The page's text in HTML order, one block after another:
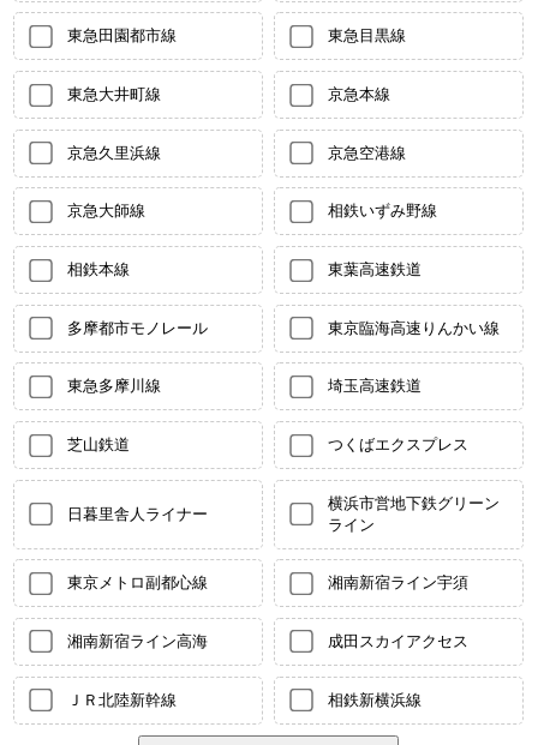
東急田園都市線 東急目黒線
東急大井町線 京急本線
京急久里浜線 京急空港線
京急大師線 相鉄いずみ野線
相鉄本線 東葉高速鉄道
多摩都市モノレール 東京臨海高速りんかい線
東急多摩川線 埼玉高速鉄道
芝山鉄道 つくばエクスプレス
日暮里舎人ライナー
横浜市営地下鉄グリーン
ライン
東京メトロ副都心線 湘南新宿ライン宇須
湘南新宿ライン高海 成田スカイアクセス
ＪＲ北陸新幹線 相鉄新横浜線